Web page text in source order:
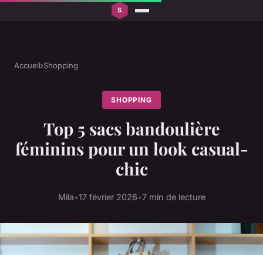
Accueil›Shopping
SHOPPING
Top 5 sacs bandoulière
féminins pour un look casual-
chic
Mila•17 février 2026•7 min de lecture